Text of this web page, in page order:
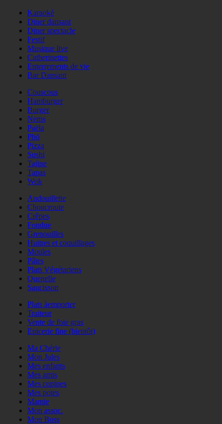
Karaoké
Diner dansant
Diner spectacle
Festif
Musique live
Catherinettes
Enterrements de vie
Bar Dansant
Couscous
Hamburger
Burger
Nems
Paëla
Phö
Pizza
Sushi
Tajine
Tapas
Wok
Andouillette
Choucroute
Crêpes
Fondue
Grenouilles
Huitres et coquillages
Moules
Pâtes
Plats Végétariens
Quenelle
Saucisson
Plats àemporter
Traiteur
Vente de foie gras
Epicerie fine (bientôt)
Ma Chérie
Mon Jules
Mes enfants
Mes amis
Mes copines
Mes potes
Mamie
Mon assoc.
Mon Boss